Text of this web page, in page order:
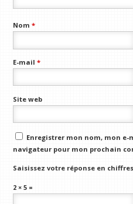
Nom*
E-mail*
Site web
Enregistrer mon nom, mon
navigateur pour mon prochain
Saisissez votre réponse en chiffres
2 × 5 =